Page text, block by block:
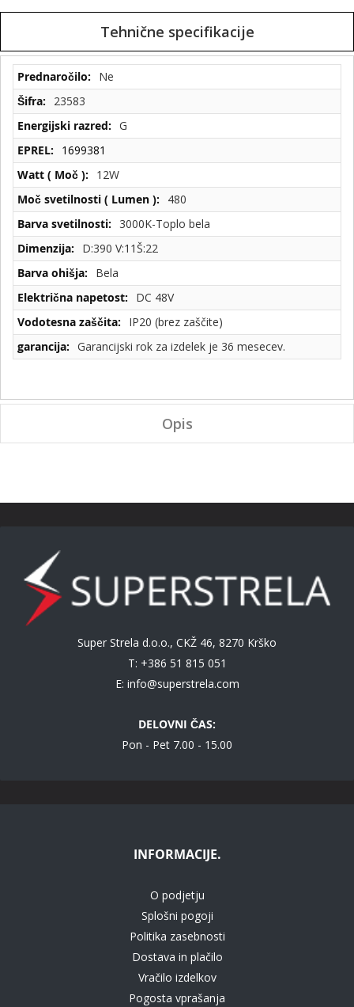
Tehnične specifikacije
Tehnične
specifikacije
Ne
23583
G
1699381
12W
480
3000K-Toplo bela
D:390 V:11Š:22
Bela
DC 48V
IP20 (brez zaščite)
Garancijski rok za izdelek je 36 mesecev.
Opis
Super Strela d.o.o., CKŽ 46, 8270 Krško
T: +386 51 815 051
E: info@superstrela.com
DELOVNI ČAS:
Pon - Pet 7.00 - 15.00
INFORMACIJE.
O podjetju
Splošni pogoji
Politika zasebnosti
Dostava in plačilo
Vračilo izdelkov
Pogosta vprašanja